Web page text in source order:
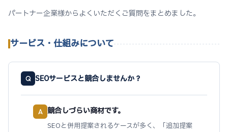
パートナー企業様からよくいただくご質問をまとめました。
サービス・仕組みについて
Q SEOサービスと競合しませんか？
A 競合しづらい商材です。
SEOと併用提案されるケースが多く、「追加提案